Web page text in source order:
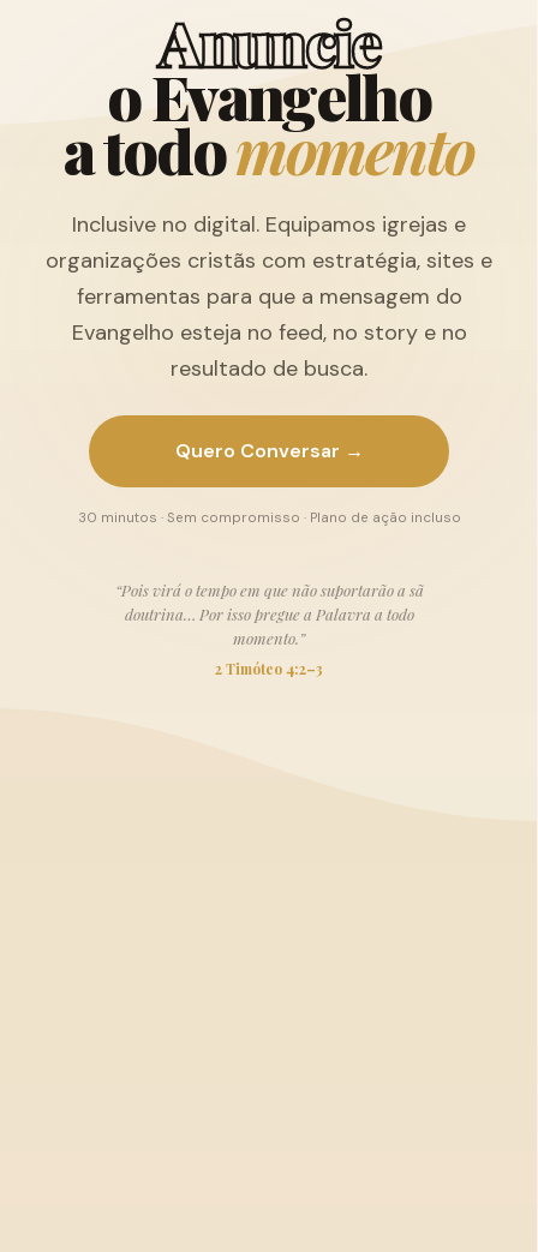
Anuncie
oEvangelho
atodomomento
Inclusive no digital. Equipamos igrejas e
organizações cristãs com estratégia, sites e
ferramentas para que a mensagem do
Evangelho esteja no feed, no story e no
resultado de busca.
Quero Conversar →
30 minutos · Sem compromisso · Plano de ação incluso
“Pois virá o tempo em que não suportarão a sã
doutrina… Por isso pregue a Palavra a todo
momento.”
2 Timóteo 4:2–3